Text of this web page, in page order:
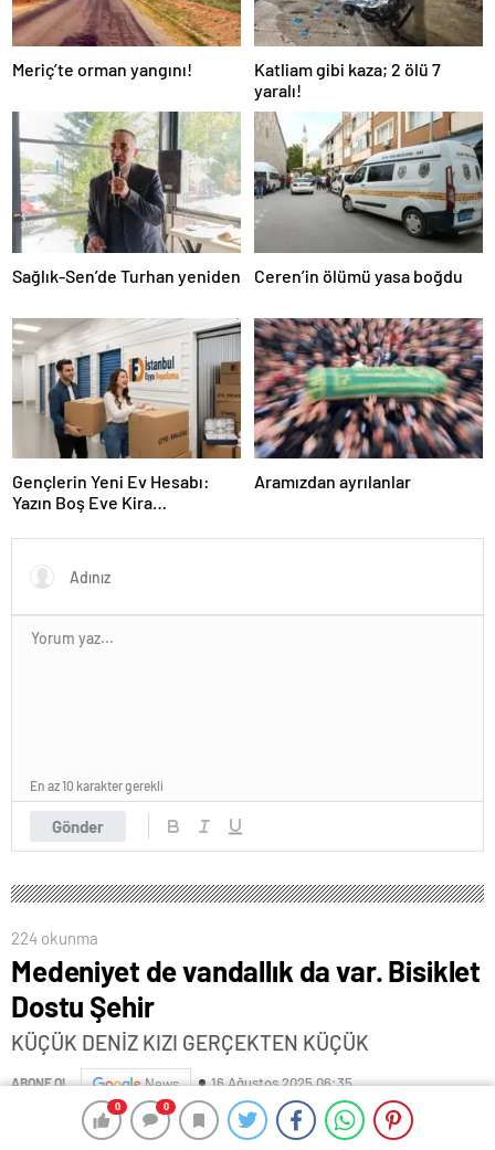
0 0
Meriç’te orman yangını!
Katliam gibi kaza; 2 ölü 7
yaralı!
Sağlık-Sen’de Turhan yeniden Ceren’in ölümü yasa boğdu
Gençlerin Yeni Ev Hesabı:
Yazın Boş Eve Kira
Aramızdan ayrılanlar
Gönder
En az 10 karakter gerekli
224 okunma
Medeniyet de vandallık da var. Bisiklet
Dostu Şehir
KÜÇÜK DENİZ KIZI GERÇEKTEN KÜÇÜK
ABONE OL News 16 Ağustos 2025 06:35
0 0